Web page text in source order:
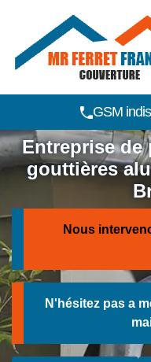
GSM
Entreprise de
gouttières
Nous
N'hésitez pas a